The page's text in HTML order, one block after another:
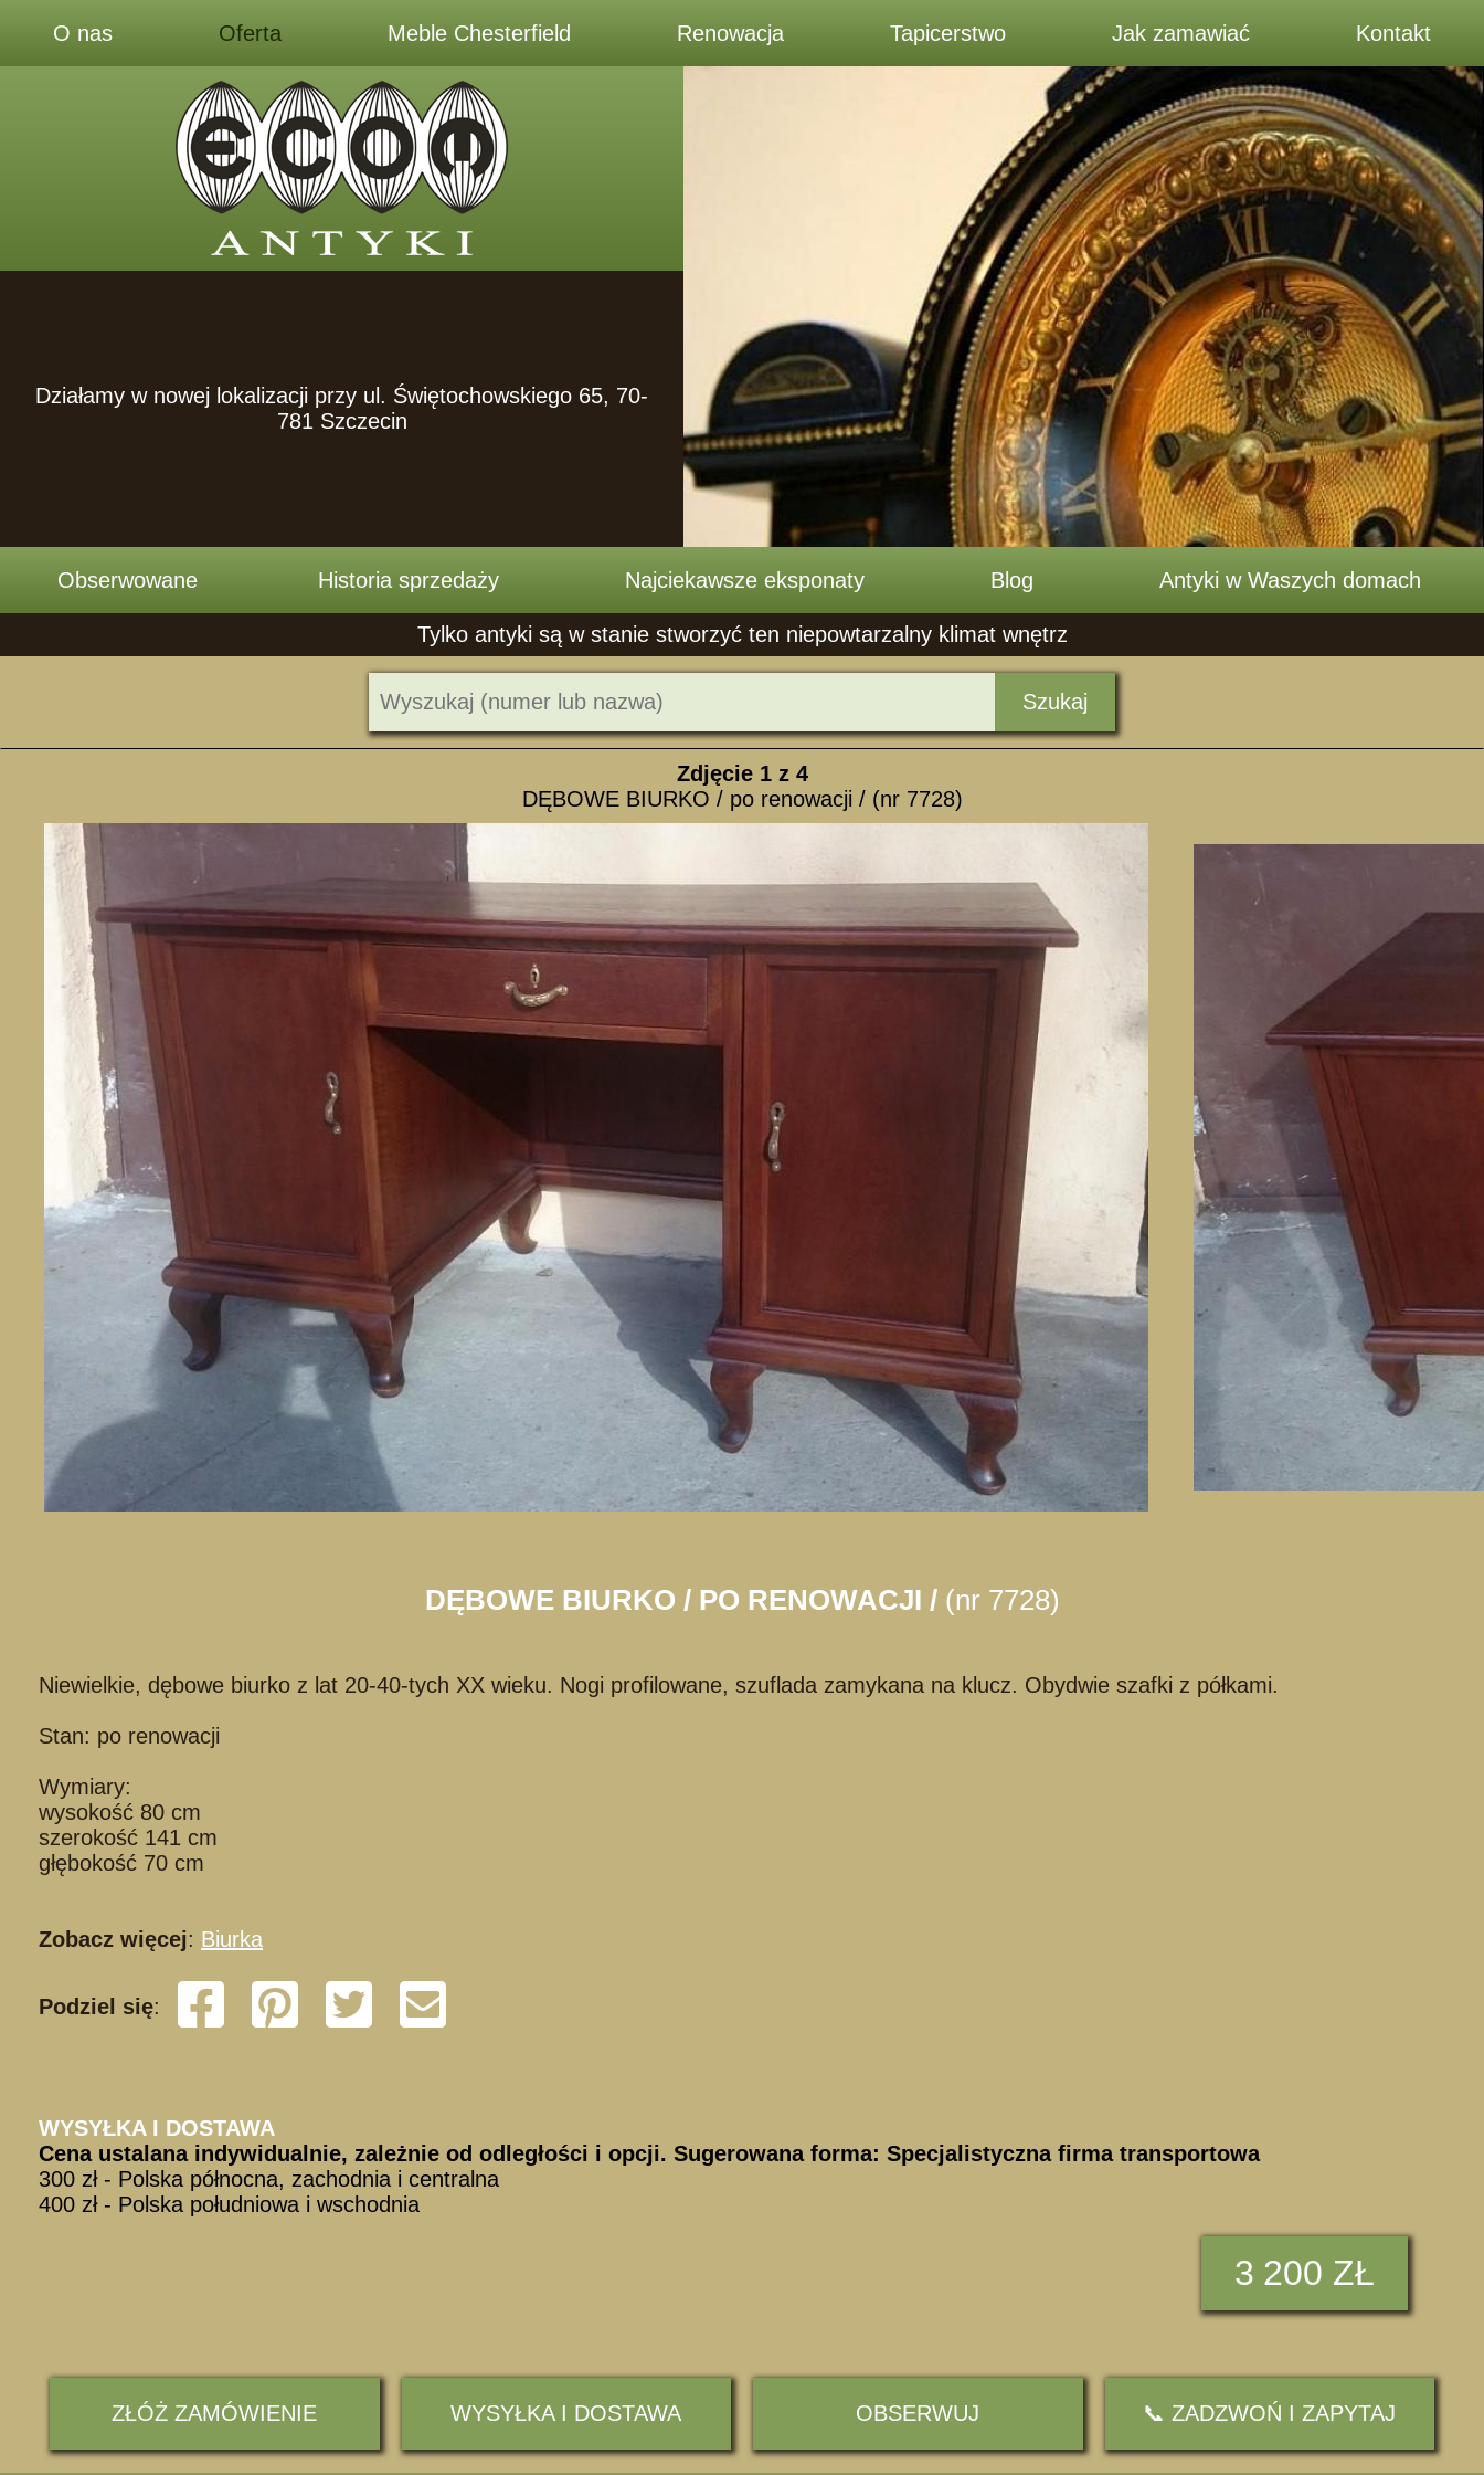
O nas Oferta Meble Chesterfield Renowacja Tapicerstwo Jak zamawiać Kontakt
Działamy w nowej lokalizacji przy ul. Świętochowskiego 65, 70-
781 Szczecin
Obserwowane Historia sprzedaży Najciekawsze eksponaty Blog Antyki w Waszych domach
Tylko antyki są w stanie stworzyć ten niepowtarzalny klimat wnętrz
Szukaj
Zdjęcie 1z 4
DĘBOWE BIURKO / po renowacji / (nr 7728)
DĘBOWE BIURKO / PO RENOWACJI / (nr 7728)
Niewielkie, dębowe biurko z lat 20-40-tych XX wieku. Nogi profilowane, szuflada zamykana na klucz. Obydwie szafki z półkami.
Stan: po renowacji
Wymiary:
wysokość 80 cm
szerokość 141 cm
głębokość 70 cm
Zobacz więcej: Biurka
Podziel się:
WYSYŁKA I DOSTAWA
Cena ustalana indywidualnie, zależnie od odległości i opcji. Sugerowana forma: Specjalistyczna firma transportowa
300 zł - Polska północna, zachodnia i centralna
400 zł - Polska południowa i wschodnia
3 200 ZŁ
ZŁÓŻ ZAMÓWIENIE WYSYŁKA I DOSTAWA OBSERWUJ 📞 ZADZWOŃ I ZAPYTAJ